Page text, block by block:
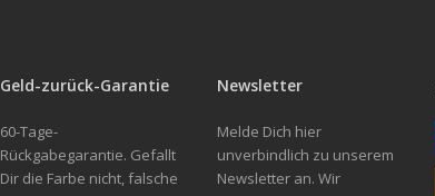
Geld-zurück-Garantie
60-Tage-
Rückgabegarantie. Gefallt
Dir die Farbe nicht, falsche
Newsletter
Melde Dich hier
unverbindlich zu unserem
Newsletter an. Wir